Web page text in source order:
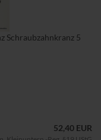
Schraubzahnkranz 5
52,40 EUR